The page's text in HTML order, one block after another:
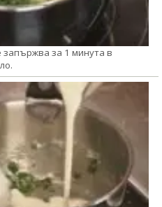
запържва за 1 минута в